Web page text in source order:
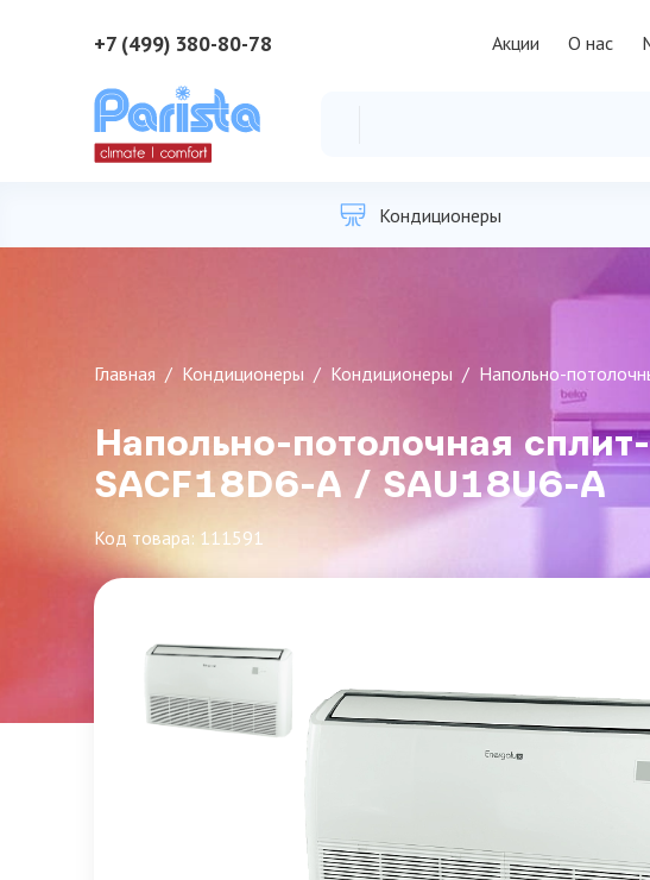
+7 (499) 380-80-78 Акции О нас
Кондиционеры
Главная Кондиционеры Кондиционеры Напольно-
Напольно-потолочная
SAСF18D6-A / SAU18U6-A
Код товара: 111591